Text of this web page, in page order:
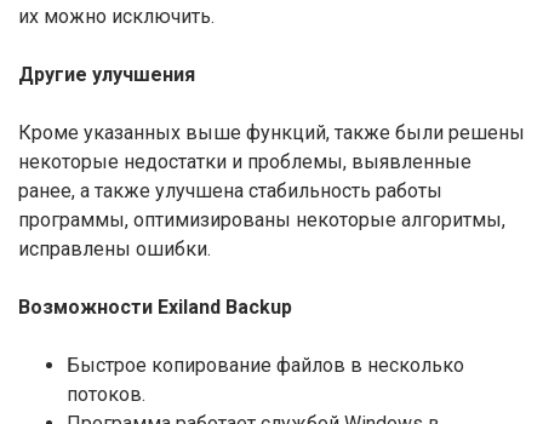
их можно исключить.
Другие улучшения
Кроме указанных выше функций, также были решены
некоторые недостатки и проблемы, выявленные
ранее, а также улучшена стабильность работы
программы, оптимизированы некоторые алгоритмы,
исправлены ошибки.
Возможности Exiland Backup
Быстрое копирование файлов в несколько
потоков.